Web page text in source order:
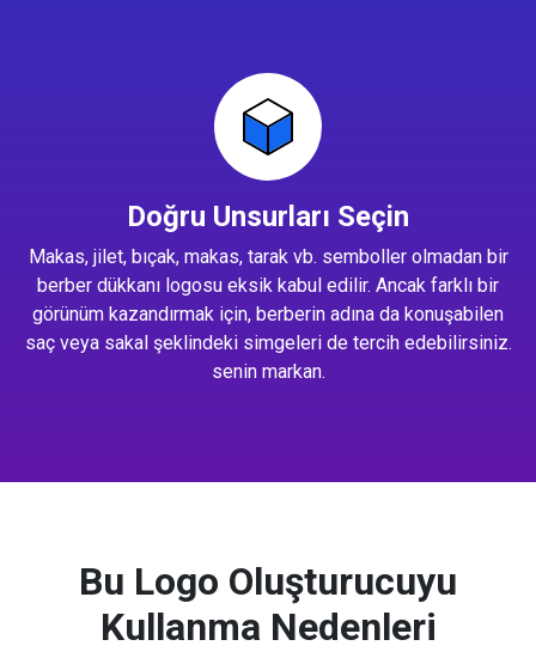
Doğru Unsurları Seçin
Makas, jilet, bıçak, makas, tarak vb. semboller olmadan bir
berber dükkanı logosu eksik kabul edilir. Ancak farklı bir
görünüm kazandırmak için, berberin adına da konuşabilen
saç veya sakal şeklindeki simgeleri de tercih edebilirsiniz.
senin markan.
Bu Logo Oluşturucuyu
Kullanma Nedenleri